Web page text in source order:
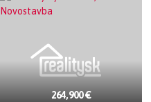
264,900 €